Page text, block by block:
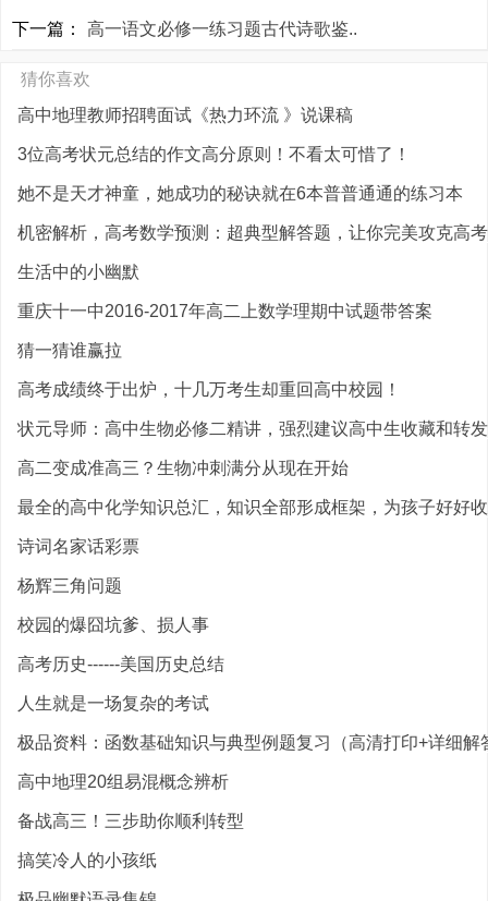
下一篇： 高一语文必修一练习题古代诗歌鉴..
猜你喜欢
高中地理教师招聘面试《热力环流 》说课稿
3位高考状元总结的作文高分原则！不看太可惜了！
她不是天才神童，她成功的秘诀就在6本普普通通的练习本
机密解析，高考数学预测：超典型解答题，让你完美攻克高
生活中的小幽默
重庆十一中2016-2017年高二上数学理期中试题带答案
猜一猜谁赢拉
高考成绩终于出炉，十几万考生却重回高中校园！
状元导师：高中生物必修二精讲，强烈建议高中生收藏和转发
高二变成准高三？生物冲刺满分从现在开始
最全的高中化学知识总汇，知识全部形成框架，为孩子好好
诗词名家话彩票
杨辉三角问题
校园的爆囧坑爹、损人事
高考历史------美国历史总结
人生就是一场复杂的考试
极品资料：函数基础知识与典型例题复习（高清打印+详细解
高中地理20组易混概念辨析
备战高三！三步助你顺利转型
搞笑冷人的小孩纸